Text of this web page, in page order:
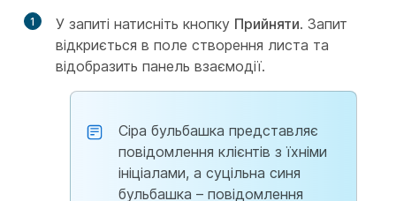
1 У запиті натисніть кнопку Прийняти. Запит
відкриється в поле створення листа та
відобразить панель взаємодії.
Сіра бульбашка представляє
повідомлення клієнтів з їхніми
ініціалами, а суцільна синя
бульбашка – повідомлення